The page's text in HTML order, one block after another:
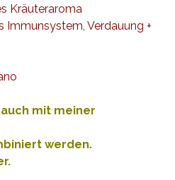
Kräuteraroma
Immunsystem, Verdauung +
auch mit meiner
werden.
r.